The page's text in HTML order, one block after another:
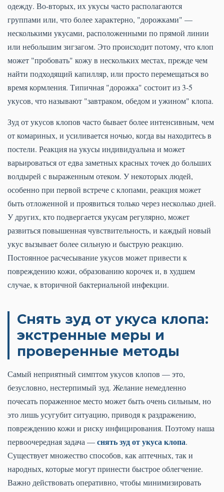
одежду. Во-вторых, их укусы часто располагаются
группами или, что более характерно, "дорожками" —
несколькими укусами, расположенными по прямой линии
или небольшим зигзагом. Это происходит потому, что клоп
может "пробовать" кожу в нескольких местах, прежде чем
найти подходящий капилляр, или просто перемещаться во
время кормления. Типичная "дорожка" состоит из 3-5
укусов, что называют "завтраком, обедом и ужином" клопа.
Зуд от укусов клопов часто бывает более интенсивным, чем
от комариных, и усиливается ночью, когда вы находитесь в
постели. Реакция на укусы индивидуальна и может
варьироваться от едва заметных красных точек до больших
волдырей с выраженным отеком. У некоторых людей,
особенно при первой встрече с клопами, реакция может
быть отложенной и проявиться только через несколько дней.
У других, кто подвергается укусам регулярно, может
развиться повышенная чувствительность, и каждый новый
укус вызывает более сильную и быструю реакцию.
Постоянное расчесывание укусов может привести к
повреждению кожи, образованию корочек и, в худшем
случае, к вторичной бактериальной инфекции.
Снять зуд от укуса клопа:
экстренные меры и
проверенные методы
Самый неприятный симптом укусов клопов — это,
безусловно, нестерпимый зуд. Желание немедленно
почесать пораженное место может быть очень сильным, но
это лишь усугубит ситуацию, приводя к раздражению,
повреждению кожи и риску инфицирования. Поэтому наша
первоочередная задача —снять зуд от укуса клопа.
Существует множество способов, как аптечных, так и
народных, которые могут принести быстрое облегчение.
Важно действовать оперативно, чтобы минимизировать